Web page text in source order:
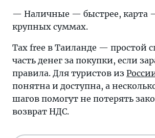
— Наличные — быстрее, карта
крупных суммах.
Tax free в Таиланде — простой
часть денег за покупки, если
правила. Для туристов из
понятна и доступна, а
шагов помогут не потерять
возврат НДС.